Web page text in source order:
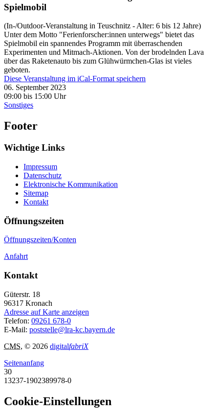
Spielmobil
(In-/Outdoor-Veranstaltung in Teuschnitz - Alter: 6 bis 12 Jahre)
Unter dem Motto "Ferienforscher:innen unterwegs" bietet das
Spielmobil ein spannendes Programm mit überraschenden
Experimenten und Mitmach-Aktionen. Von der brodelnden Lava
über das Raketenauto bis zum Glühwürmchen-Glas ist vieles
geboten.
Diese Veranstaltung im iCal-Format speichern
06. September 2023
09:00 bis 15:00 Uhr
Sonstiges
Footer
Wichtige Links
Impressum
Datenschutz
Elektronische Kommunikation
Sitemap
Kontakt
Öffnungszeiten
Öffnungszeiten/Konten
Anfahrt
Kontakt
Güterstr. 18
96317 Kronach
Adresse auf Karte anzeigen
Telefon: 09261 678-0
E-Mail: poststelle@lra-kc.bayern.de
CMS, © 2026 digitalfabriX
Seitenanfang
30
13237-1902389978-0
Cookie-Einstellungen